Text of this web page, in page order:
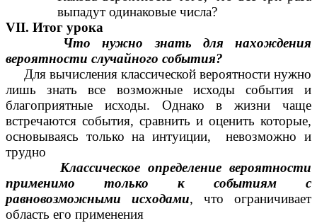
выпадут одинаковые числа?
VII. Итог урока
Что нужно знать для нахождения
вероятности случайного события?
Для вычисления классической вероятности нужно
лишь знать все возможные исходы события и
благоприятные исходы. Однако в жизни чаще
встречаются события, сравнить и оценить которые,
основываясь только на интуиции, невозможно и
трудно
Классическое определение вероятности
применимо только к событиям с
равновозможными исходами, что ограничивает
область его применения